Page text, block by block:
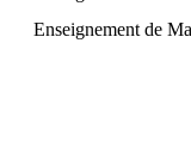
Enseignement de